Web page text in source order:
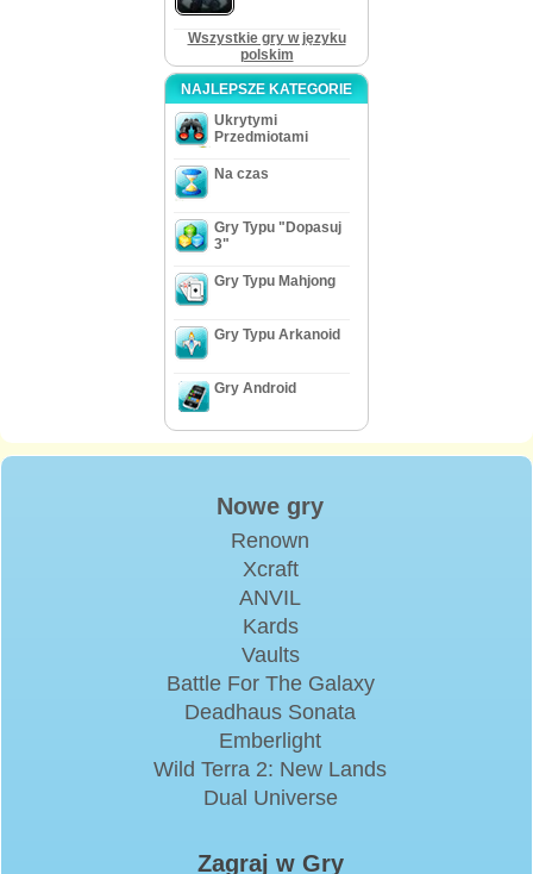
Wszystkie gry w języku
polskim
NAJLEPSZE KATEGORIE
Ukrytymi
Przedmiotami
Na czas
Gry Typu "Dopasuj
3"
Gry Typu Mahjong
Gry Typu Arkanoid
Gry Android
Nowe gry
Renown
Xcraft
ANVIL
Kards
Vaults
Battle For The Galaxy
Deadhaus Sonata
Emberlight
Wild Terra 2: New Lands
Dual Universe
Zagraj w Gry